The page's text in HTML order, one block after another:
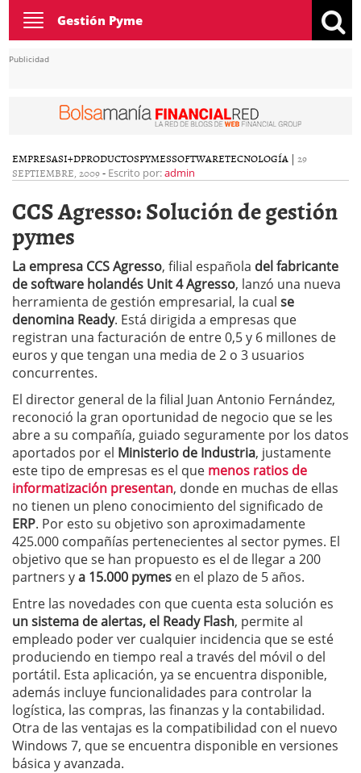
Toggle
navigation
Gestión Pyme
Publicidad
EMPRESASI+DPRODUCTOSPYMESSOFTWARETECNOLOGÍA | 29
SEPTIEMBRE, 2009- Escrito por:admin
CCS Agresso: Solución de gestión
pymes
La empresa CCS Agresso, filial española del fabricante
de software holandés Unit 4 Agresso, lanzó una nueva
herramienta de gestión empresarial, la cual se
denomina Ready. Está dirigida a empresas que
registran una facturación de entre 0,5 y 6 millones de
euros y que tengan una media de 2 o 3 usuarios
concurrentes.
El director general de la filial Juan Antonio Fernández,
reconoció la gran oportunidad de negocio que se les
abre a su compañía, guiado seguramente por los datos
aportados por el Ministerio de Industria, justamente
este tipo de empresas es el que menos ratios de
informatización presentan, donde en muchas de ellas
no tienen un pleno conocimiento del significado de
ERP. Por esto su objetivo son aproximadamente
425.000 compañías pertenecientes al sector pymes. El
objetivo que se han propuesto es el de llegar a 200
partners ya 15.000 pymes en el plazo de 5 años.
Entre las novedades con que cuenta esta solución es
un sistema de alertas, el Ready Flash, permite al
empleado poder ver cualquier incidencia que se esté
produciendo en tiempo real a través del móvil o del
portátil. Esta aplicación, ya se encuentra disponible,
además incluye funcionalidades para controlar la
logística, las compras, las finanzas y la contabilidad.
Otra de las ventajas es la compatibilidad con el nuevo
Windows 7, que se encuentra disponible en versiones
básica y avanzada.